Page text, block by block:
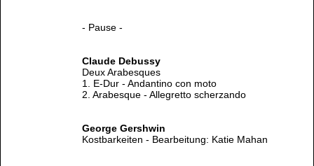
- Pause -
Claude Debussy
Deux Arabesques
1. E-Dur - Andantino con moto
2. Arabesque - Allegretto scherzando
George Gershwin
Kostbarkeiten - Bearbeitung: Katie Mahan